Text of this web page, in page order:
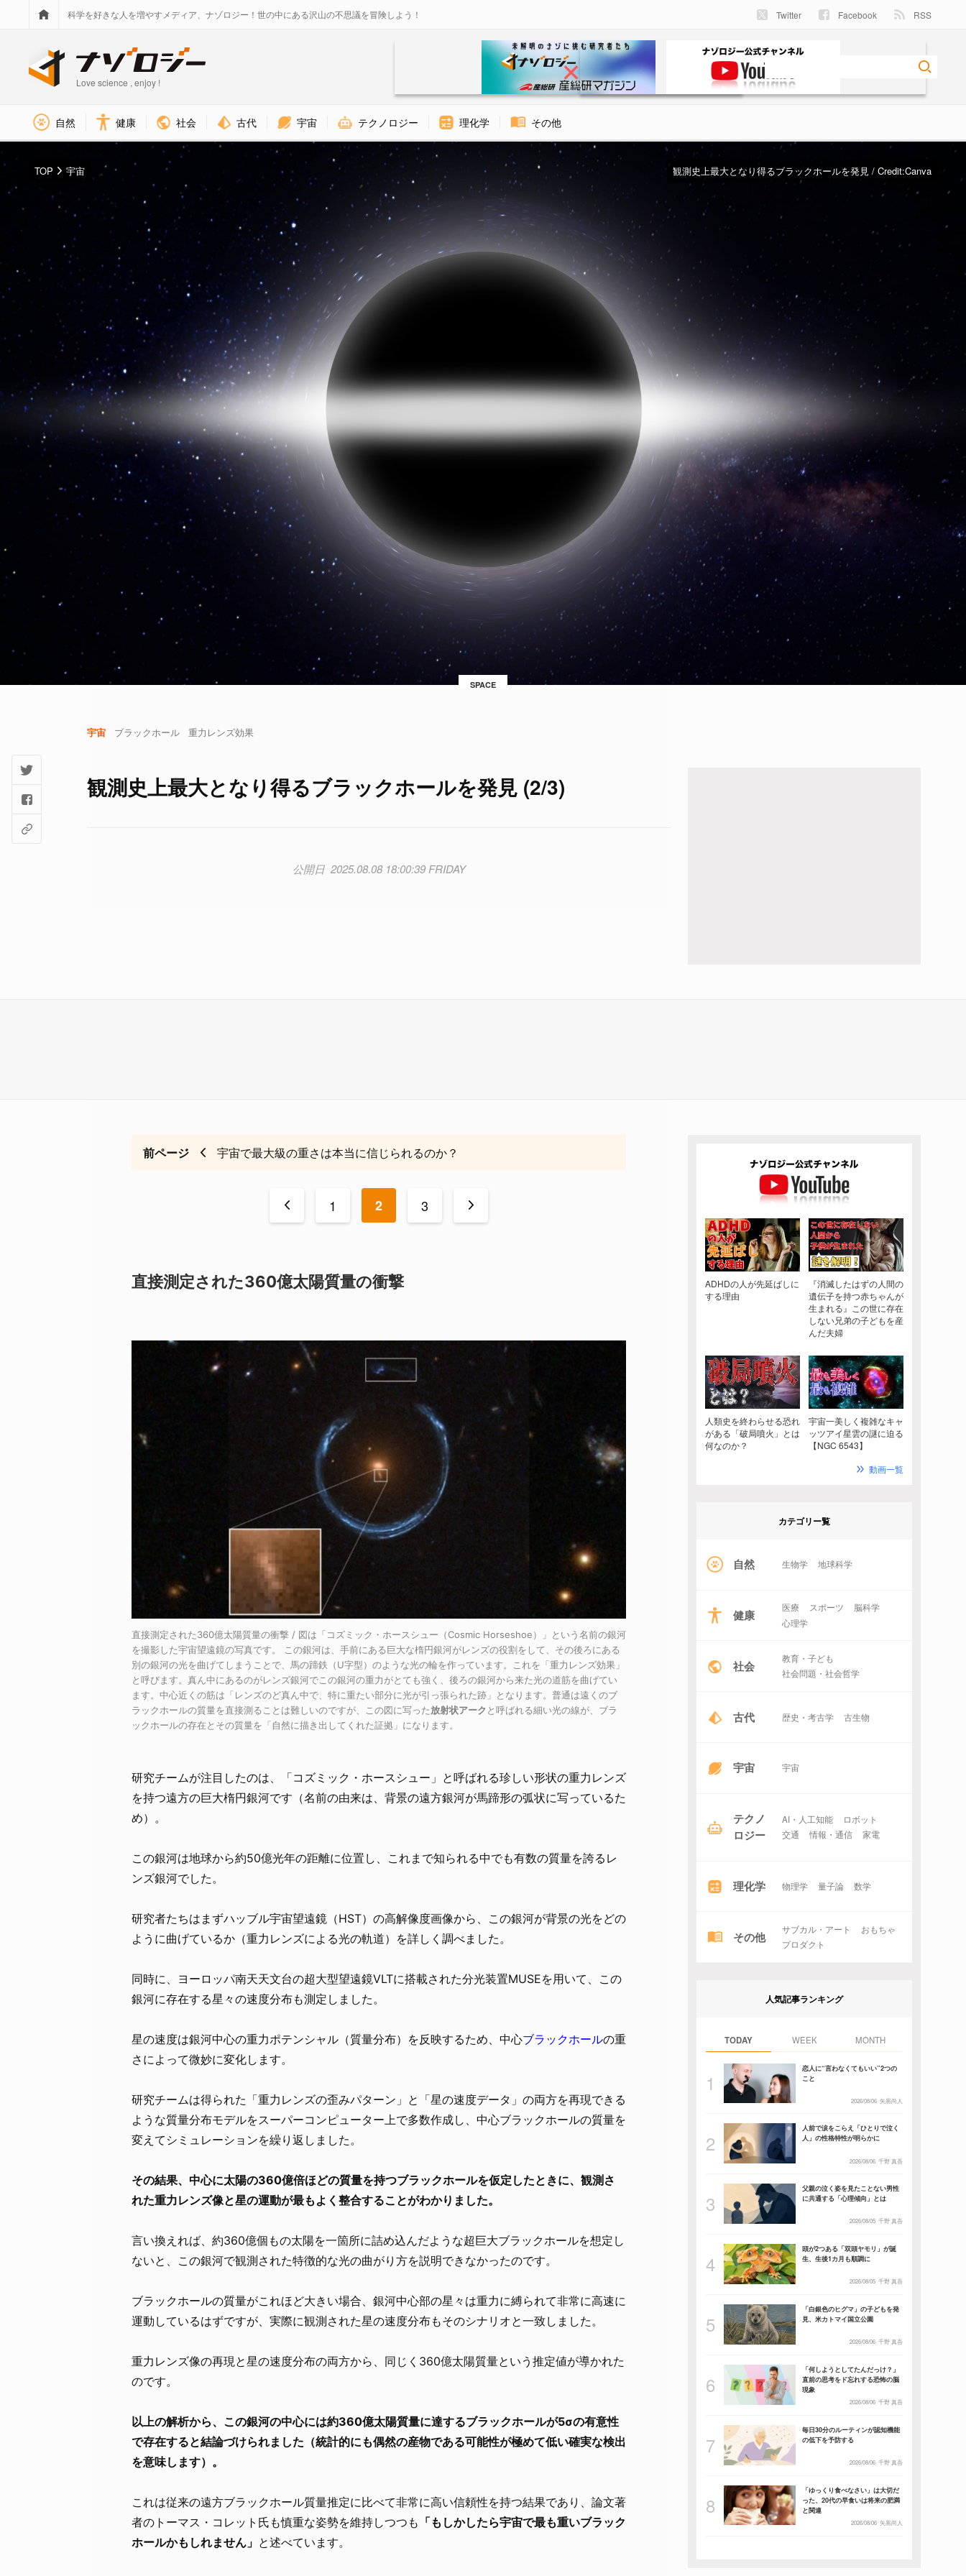
科学を好きな人を増やすメディア、ナゾロジー！世の中にある沢山の不思議を冒険しよう！ Twitter Facebook RSS
Love science , enjoy !
自然 健康 社会 古代 宇宙 テクノロジー 理化学 その他
観測史上最大となり得るブラックホールを発見 / Credit:Canva
SPACE
TOP 宇宙
宇宙 ブラックホール 重力レンズ効果
観測史上最大となり得るブラックホールを発見 (2/3)
2025.08.08 18:00:39 FRIDAY
前ページ 宇宙で最大級の重さは本当に信じられるのか？
< 1 2 3 >
直接測定された360億太陽質量の衝撃
直接測定された360億太陽質量の衝撃 / 図は「コズミック・ホースシュー（Cosmic Horseshoe）」という名前の銀河
を撮影した宇宙望遠鏡の写真です。 この銀河は、手前にある巨大な楕円銀河がレンズの役割をして、その後ろにある
別の銀河の光を曲げてしまうことで、馬の蹄鉄（U字型）のような光の輪を作っています。これを「重力レンズ効果」
と呼びます。真ん中にあるのがレンズ銀河でこの銀河の重力がとても強く、後ろの銀河から来た光の道筋を曲げてい
ます。中心近くの筋は「レンズのど真ん中で、特に重たい部分に光が引っ張られた跡」となります。普通は遠くのブ
ラックホールの質量を直接測ることは難しいのですが、この図に写った放射状アーク と呼ばれる細い光の線が、ブラ
ックホールの存在とその質量を「自然に描き出してくれた証拠」になります。
研究チームが注目したのは、「コズミック・ホースシュー」と呼ばれる珍しい形状の重力レンズ
を持つ遠方の巨大楕円銀河です（名前の由来は、背景の遠方銀河が馬蹄形の弧状に写っているた
め）。
この銀河は地球から約50億光年の距離に位置し、これまで知られる中でも有数の質量を誇るレ
ンズ銀河でした。
研究者たちはまずハッブル宇宙望遠鏡（HST）の高解像度画像から、この銀河が背景の光をどの
ように曲げているか（重力レンズによる光の軌道）を詳しく調べました。
同時に、ヨーロッパ南天天文台の超大型望遠鏡VLTに搭載された分光装置MUSEを用いて、この
銀河に存在する星々の速度分布も測定しました。
星の速度は銀河中心の重力ポテンシャル（質量分布）を反映するため、中心ブラックホールの重
さによって微妙に変化します。
研究チームは得られた「重力レンズの歪みパターン」と「星の速度データ」の両方を再現できる
ような質量分布モデルをスーパーコンピューター上で多数作成し、中心ブラックホールの質量を
変えてシミュレーションを繰り返しました。
その結果、中心に太陽の360億倍ほどの質量を持つブラックホールを仮定したときに、観測さ
れた重力レンズ像と星の運動が最もよく整合することがわかりました。
言い換えれば、約360億個もの太陽を一箇所に詰め込んだような超巨大ブラックホールを想定し
ないと、この銀河で観測された特徴的な光の曲がり方を説明できなかったのです。
ブラックホールの質量がこれほど大きい場合、銀河中心部の星々は重力に縛られて非常に高速に
運動しているはずですが、実際に観測された星の速度分布もそのシナリオと一致しました。
重力レンズ像の再現と星の速度分布の両方から、同じく360億太陽質量という推定値が導かれた
のです。
以上の解析から、この銀河の中心には約360億太陽質量に達するブラックホールが5σの有意性
で存在すると結論づけられました（統計的にも偶然の産物である可能性が極めて低い確実な検出
を意味します）。
これは従来の遠方ブラックホール質量推定に比べて非常に高い信頼性を持つ結果であり、論文著
者のトーマス・コレット氏も慎重な姿勢を維持しつつも 「もしかしたら宇宙で最も重いブラック
ホールかもしれません」 と述べています。
ADHDの人が先延ばしに
する理由
『消滅したはずの人間の
遺伝子を持つ赤ちゃんが
生まれる』この世に存在
しない兄弟の子どもを産
んだ夫婦
人類史を終わらせる恐れ
がある「破局噴火」とは
何なのか？
宇宙一美しく複雑なキャ
ッツアイ星雲の謎に迫る
【NGC 6543】
動画一覧
カテゴリー覧
自然 生物学 地球科学
健康 医療 スポーツ
脳科学
心理学
社会
教育・子ども
社会問題・社会哲学
古代 歴史・考古学 古生物
宇宙 宇宙
テクノ
ロジー
AI・人工知能
ロボット
交通
情報・通信 家電
理化学 物理学 量子論 数学
その他 サブカル・アート
おもちゃ
プロダクト
人気記事ランキング
TODAY WEEK MONTH
恋人に“言わなくてもいい”2つの
こと
2026/08/06 矢黒尚人
人前で涙をこらえ「ひとりで泣く
人」の性格特性が明らかに
2026/08/06 千野 真吾
父親の泣く姿を見たことない男性
に共通する「心理傾向」とは
2026/08/05 千野 真吾
頭が2つある「双頭ヤモリ」が誕
生、生後1カ月も順調に
2026/08/05 千野 真吾
「白銀色のヒグマ」の子どもを発
見、米カトマイ国立公園
2026/08/06 千野 真吾
「何しようとしてたんだっけ？」
直前の思考をド忘れする恐怖の脳
現象
2026/08/06 千野 真吾
毎日30分のルーティンが認知機能
の低下を予防する
2026/08/06 千野 真吾
「ゆっくり食べなさい」は大切だ
った、20代の早食いは将来の肥満
と関連
2026/08/06 矢黒尚人